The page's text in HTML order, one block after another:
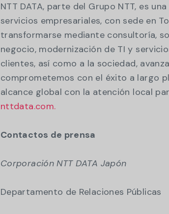
NTT DATA, parte del Grupo NTT, es
servicios empresariales, con sede en
transformarse mediante consultoría,
negocio, modernización de TI y
clientes, así como a la sociedad,
comprometemos con el éxito a largo
alcance global con la atención local
nttdata.com.
Contactos de prensa
Corporación NTT DATA Japón
Departamento de Relaciones Públicas